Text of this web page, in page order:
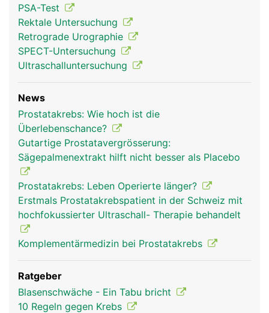
PSA-Test
Rektale Untersuchung
Retrograde Urographie
SPECT-Untersuchung
Ultraschalluntersuchung
News
Prostatakrebs: Wie hoch ist die
Überlebenschance?
Gutartige Prostatavergrösserung:
Sägepalmenextrakt hilft nicht besser als Placebo
Prostatakrebs: Leben Operierte länger?
Erstmals Prostatakrebspatient in der Schweiz mit
hochfokussierter Ultraschall- Therapie behandelt
Komplementärmedizin bei Prostatakrebs
Ratgeber
Blasenschwäche - Ein Tabu bricht
10 Regeln gegen Krebs